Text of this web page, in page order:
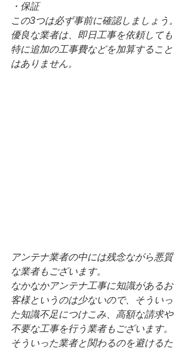
・保証
この3つは必ず事前に確認しましょう。
優良な業者は、即日工事を依頼しても
特に追加の工事費などを加算すること
はありません。
アンテナ業者の中には残念ながら悪質
な業者もございます。
なかなかアンテナ工事に知識があるお
客様というのは少ないので、そういっ
た知識不足につけこみ、高額な請求や
不要な工事を行う業者もございます。
そういった業者と関わるのを避けるた